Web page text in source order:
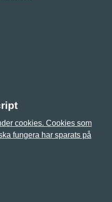
cookies. Cookies som
fungera har sparats på